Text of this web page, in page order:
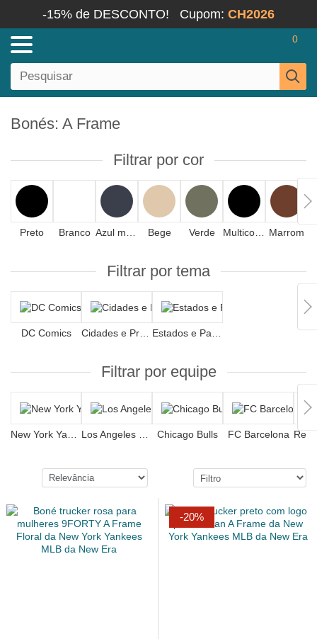
-15% de DESCONTO! Cupom: CH2026
0
Bonés: A Frame
Filtrar por cor
Preto Branco Bege Verde Marrom
Filtrar por tema
DC Comics Cidades e Praias Estados e Países
Filtrar por equipe
Chicago Bulls FC Barcelona
-20%